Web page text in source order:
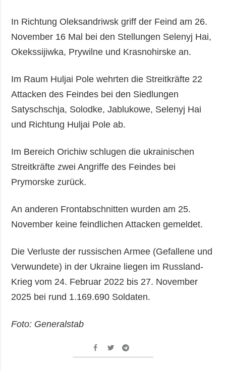
In Richtung Oleksandriwsk griff der Feind am 26.
November 16 Mal bei den Stellungen Selenyj Hai,
Okekssijiwka, Prywilne und Krasnohirske an.
Im Raum Huljai Pole wehrten die Streitkräfte 22
Attacken des Feindes bei den Siedlungen
Satyschschja, Solodke, Jablukowe, Selenyj Hai
und Richtung Huljai Pole ab.
Im Bereich Orichiw schlugen die ukrainischen
Streitkräfte zwei Angriffe des Feindes bei
Prymorske zurück.
An anderen Frontabschnitten wurden am 25.
November keine feindlichen Attacken gemeldet.
Die Verluste der russischen Armee (Gefallene und
Verwundete) in der Ukraine liegen im Russland-
Krieg vom 24. Februar 2022 bis 27. November
2025 bei rund 1.169.690 Soldaten.
Foto: Generalstab